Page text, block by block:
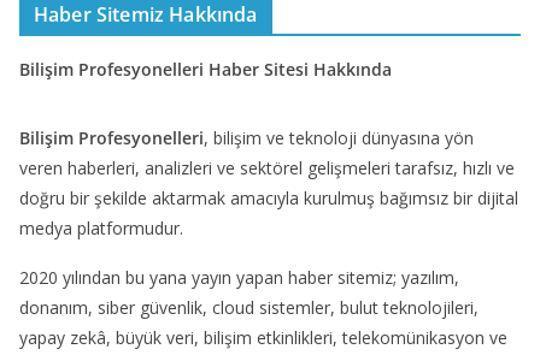
Haber Sitemiz Hakkında
Bilişim Profesyonelleri Haber Sitesi Hakkında
Bilişim Profesyonelleri, bilişim ve teknoloji dünyasına yön
veren haberleri, analizleri ve sektörel gelişmeleri tarafsız, hızlı ve
doğru bir şekilde aktarmak amacıyla kurulmuş bağımsız bir dijital
medya platformudur.
2020 yılından bu yana yayın yapan haber sitemiz; yazılım,
donanım, siber güvenlik, cloud sistemler, bulut teknolojileri,
yapay zekâ, büyük veri, bilişim etkinlikleri, telekomünikasyon ve